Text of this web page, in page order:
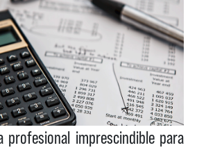
profesional imprescindible para